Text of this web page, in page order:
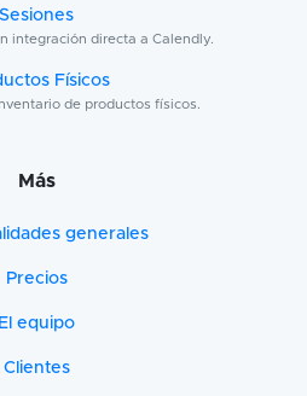
Sesiones
integración directa a Calendly.
Físicos
de productos físicos.
Más
generales
Precios
El equipo
Clientes